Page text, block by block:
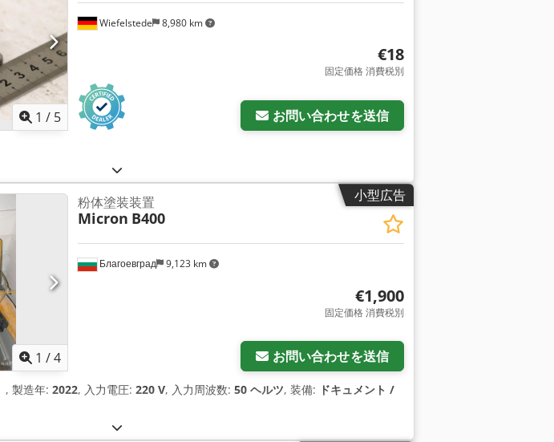
1 / 5
Wiefelstede 8,980 km
€18
固定価格 消費税別
お問い合わせを送信
小型広告
1 /4
Благоевград 9,123 km
粉体塗装装置
Micron B400
€1,900
固定価格 消費税別
お問い合わせを送信
, 製造年: 2022, 入力電圧: 220 V, 入力周波数: 50 ヘルツ, 装備: ドキュメント /